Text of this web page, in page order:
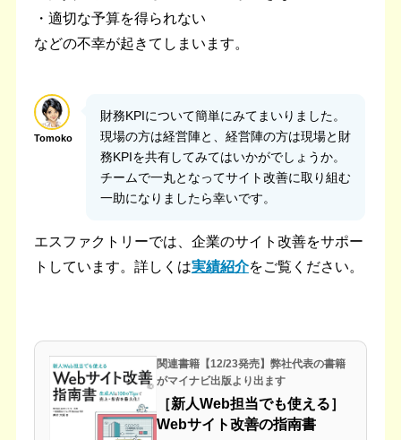
・適切な予算を得られない
などの不幸が起きてしまいます。
Tomoko
財務KPIについて簡単にみてまいりました。
現場の方は経営陣と、経営陣の方は現場と財
務KPIを共有してみてはいかがでしょうか。
チームで一丸となってサイト改善に取り組む
一助になりましたら幸いです。
エスファクトリーでは、企業のサイト改善をサポー
トしています。詳しくは実績紹介をご覧ください。
関連書籍【12/23発売】弊社代表の書籍
がマイナビ出版より出ます
［新人Web担当でも使える］
Webサイト改善の指南書